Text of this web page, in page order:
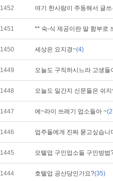
1452 여기 한사람이 주동해서 글
1451 ** 숙-식 제공이란 말 함부로
1450 세상은 요지경~(4)
1449 오늘도 구직하시느라 고생들
1448 오늘도 일간지 신문들은 쉬
1447 에~라이 쓰레기 업소들아 ~
1446 업주들에게 진짜 묻고싶습니
1445 모텔업 구인업소들 구인방법
1444 호텔업 공산당인가요?(35)